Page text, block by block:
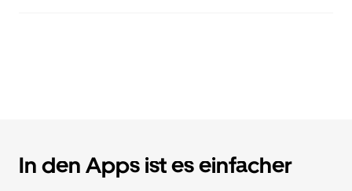
In den Apps ist es einfacher